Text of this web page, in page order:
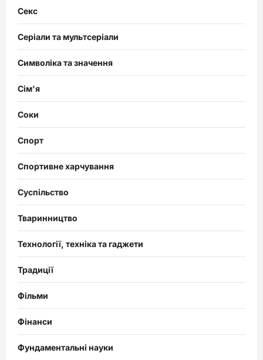
Секс
Серіали та мультсеріали
Символіка та значення
Сім'я
Соки
Спорт
Спортивне харчування
Суспільство
Тваринництво
Технології, техніка та гаджети
Традиції
Фільми
Фінанси
Фундаментальні науки